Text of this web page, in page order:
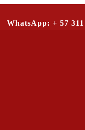
WhatsApp: + 57 311